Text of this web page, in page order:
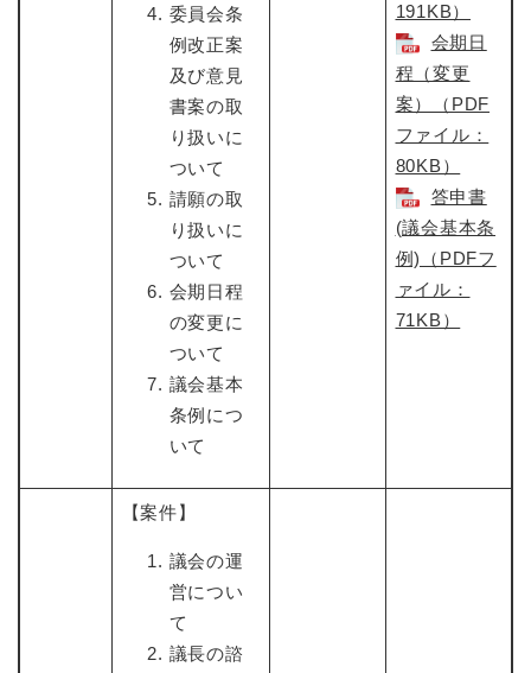
委員会条
例改正案
及び意見
書案の取
り扱いに
ついて
請願の取
り扱いに
ついて
会期日程
の変更に
ついて
議会基本
条例につ
いて
191KB）
会期日
程（変更
案）（PDF
ファイル：
80KB）
答申書
(議会基本条
例)（PDFフ
ァイル：
71KB）
【案件】
議会の運
営につい
て
議長の諮